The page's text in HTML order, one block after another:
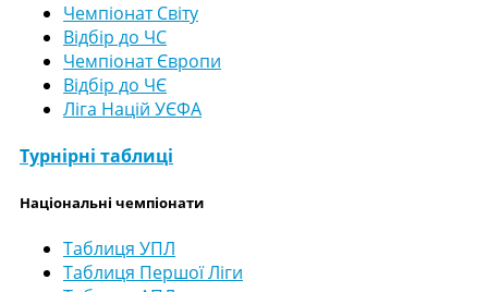
Чемпіонат Світу
Відбір до ЧС
Чемпіонат Європи
Відбір до ЧЄ
Ліга Націй УЄФА
Турнірні таблиці
Національні чемпіонати
Таблиця УПЛ
Таблиця Першої Ліги